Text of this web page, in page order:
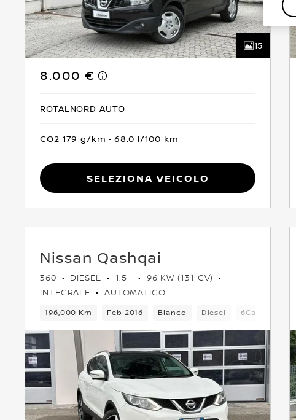
15
8.000 €
ROTALNORD AUTO
CO2 179 g/km 68.0 l/100 km
Seleziona Veicolo
Nissan Qashqai
360 DIESEL 1.5 l
96 KW (131 CV)
INTEGRALE
AUTOMATICO
196,000 Km Feb 2016 Bianco Diesel 6Cambio